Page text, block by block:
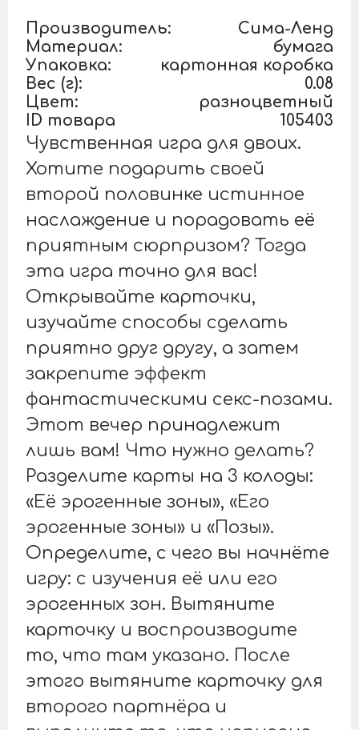
Производитель:
Сима-Ленд
Материал:
бумага
Упаковка:
картонная коробка
Вес (г):
0.08
Цвет:
разноцветный
ID товара
105403
Чувственная игра для двоих.
Хотите подарить своей
второй половинке истинное
наслаждение и порадовать её
приятным сюрпризом? Тогда
эта игра точно для вас!
Открывайте карточки,
изучайте способы сделать
приятно друг другу, а затем
закрепите эффект
фантастическими секс-позами.
Этот вечер принадлежит
лишь вам! Что нужно делать?
Разделите карты на 3 колоды:
«Её эрогенные зоны», «Его
эрогенные зоны» и «Позы».
Определите, с чего вы начнёте
игру: с изучения её или его
эрогенных зон. Вытяните
карточку и воспроизводите
то, что там указано. После
этого вытяните карточку для
второго партнёра и